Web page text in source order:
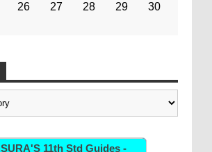
26 27 28 29
30
SURA'S 11th Std Guides -